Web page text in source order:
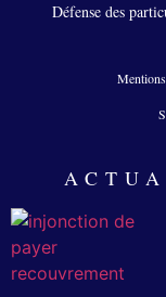
Défense des